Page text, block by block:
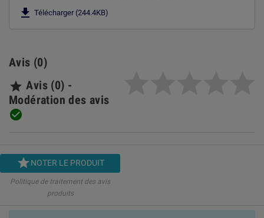
 Télécharger (244.4KB)
Avis (0)
 Avis (0) -
Modération des avis

NOTER LE PRODUIT
Politique de traitement des avis
produits